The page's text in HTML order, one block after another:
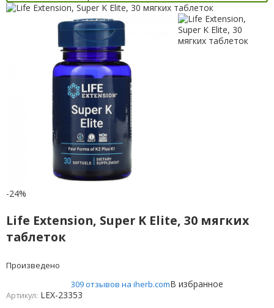
-24%
Life Extension, Super K Elite, 30 мягких
таблеток
Произведено
309 отзывов на iherb.comВ избранное
Артикул: LEX-23353